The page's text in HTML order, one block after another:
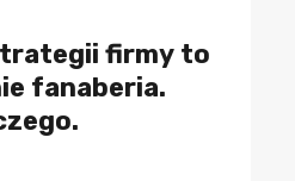
firmy to
fanaberia.